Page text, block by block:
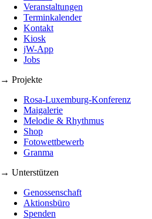
Veranstaltungen
Terminkalender
Kontakt
Kiosk
jW-App
Jobs
→ Projekte
Rosa-Luxemburg-Konferenz
Maigalerie
Melodie & Rhythmus
Shop
Fotowettbewerb
Granma
→ Unterstützen
Genossenschaft
Aktionsbüro
Spenden